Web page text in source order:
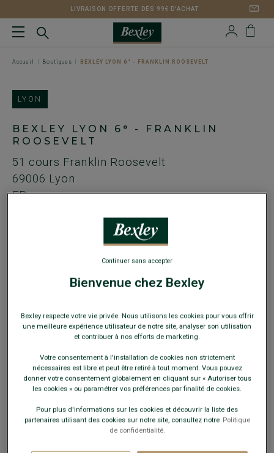
LIVRAISON OFFERTE DÈS 99€ D'ACHAT
Accueil Boutiques BEXLEY LYON 6° - FRANKLIN ROOSEVELT
LYON
BEXLEY LYON 6° - FRANKLIN
ROOSEVELT
51 cours Franklin Roosevelt
69006 Lyon
FR
04 69 67 14 28
Lundi au vendredi10h00 - 20h00
9h30 - 20h00
VOUS Y TROUVEREZ
Chaussures ville et détente
Costumes
Chemises, pulls, polos, pantalons
Bienvenue chez Bexley
Bexley respecte votre vie privée. Nous utilisons les cookies pour vous offrir
une meilleure expérience utilisateur de notre site, analyser son utilisation
et contribuer à nos efforts de marketing.
Votre consentement à l'installation de cookies non strictement
nécessaires est libre et peut être retiré à tout moment. Vous pouvez
donner votre consentement globalement en cliquant sur « Autoriser tous
les cookies » ou paramétrer vos préférences par finalité de cookies.
Pour plus d'informations sur les cookies et découvrir la liste des
partenaires utilisant des cookies sur notre site, consultez notre Politique
de confidentialité.
Continuer sans accepter